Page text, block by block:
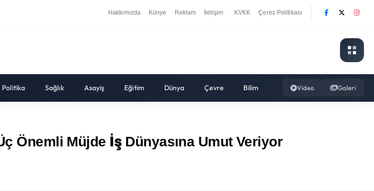
Hakkımızda Künye Reklam İletişim KVKK Çerez Politikası
Politika Sağlık Asayiş Eğitim Dünya Çevre Bilim Video Galeri
Önemli Müjde İş Dünyasına Umut Veriyor